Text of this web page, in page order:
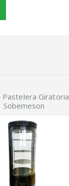
Pastelera Giratoria
Sobemeson